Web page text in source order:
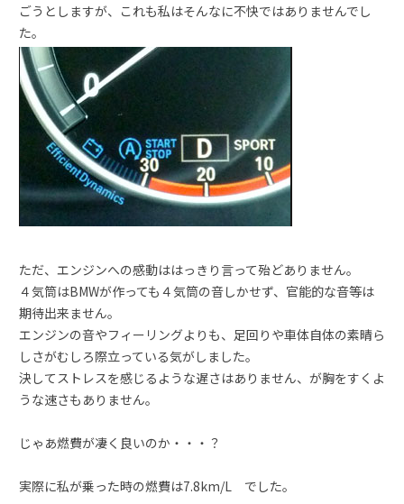
ごうとしますが、これも私はそんなに不快ではありませんでし
た。
ただ、エンジンへの感動ははっきり言って殆どありません。
４気筒はBMWが作っても４気筒の音しかせず、官能的な音等は
期待出来ません。
エンジンの音やフィーリングよりも、足回りや車体自体の素晴ら
しさがむしろ際立っている気がしました。
決してストレスを感じるような遅さはありません、が胸をすくよ
うな速さもありません。
じゃあ燃費が凄く良いのか・・・？
実際に私が乗った時の燃費は7.8km/L でした。